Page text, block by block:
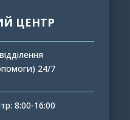
ЦЕНТР
24/7
8:00-16:00